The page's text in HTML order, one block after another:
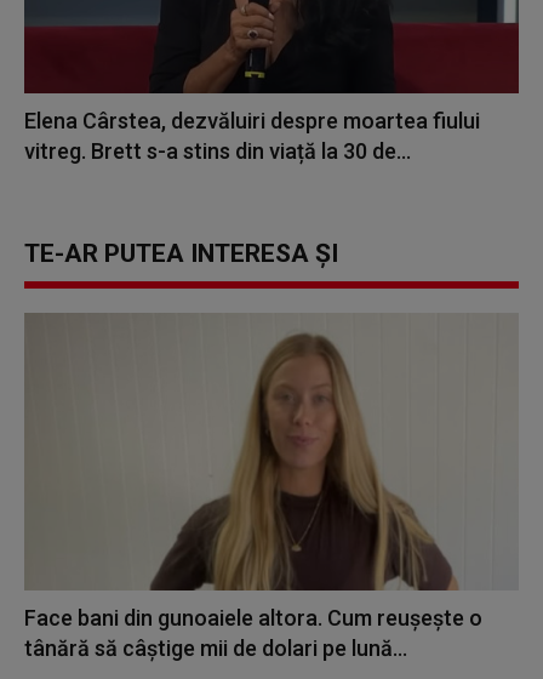
Elena Cârstea, dezvăluiri despre moartea fiului
vitreg. Brett s-a stins din viață la 30 de...
TE-AR PUTEA INTERESA ȘI
Face bani din gunoaiele altora. Cum reușește o
tânără să câștige mii de dolari pe lună...